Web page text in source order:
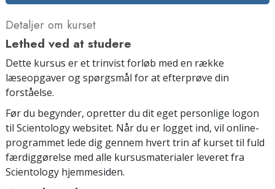
Detaljer om kurset
Lethed ved at studere
Dette kursus er et trinvist forløb med en række
læseopgaver og spørgsmål for at efterprøve din
forståelse.
Før du begynder, opretter du dit eget personlige logon
til Scientology websitet. Når du er logget ind, vil online-
programmet lede dig gennem hvert trin af kurset til fuld
færdiggørelse med alle kursusmaterialer leveret fra
Scientology hjemmesiden.